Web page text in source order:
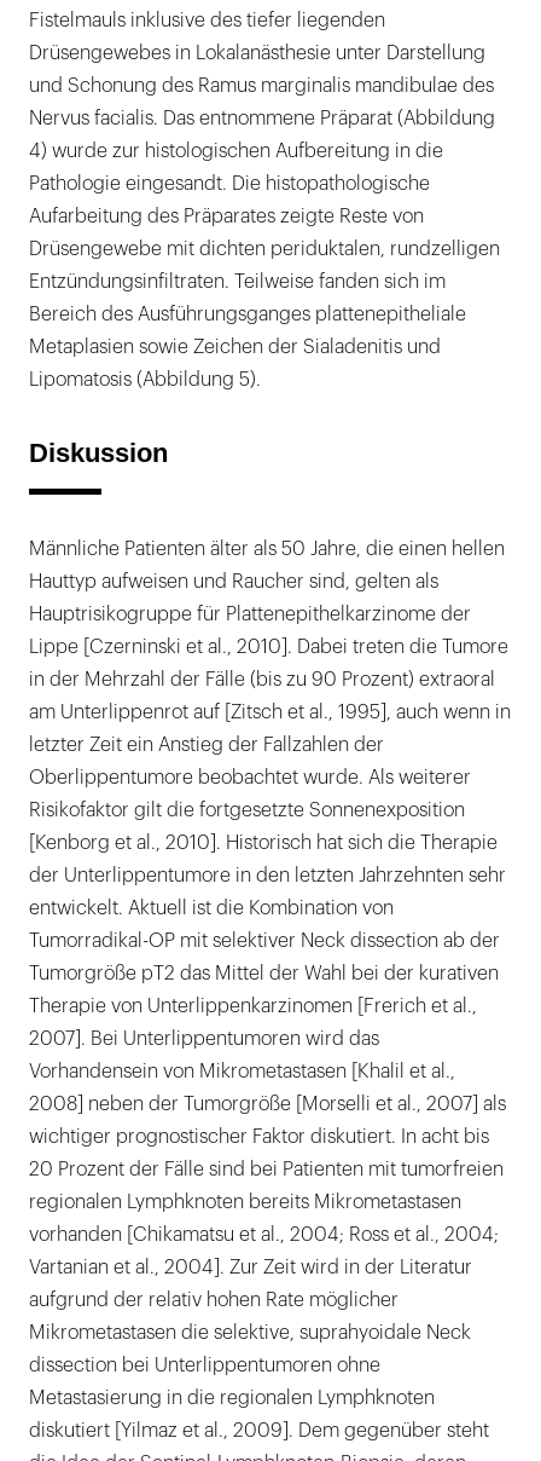
Fistelmauls inklusive des tiefer liegenden
Drüsengewebes in Lokalanästhesie unter Darstellung
und Schonung des Ramus marginalis mandibulae des
Nervus facialis. Das entnommene Präparat (Abbildung
4) wurde zur histologischen Aufbereitung in die
Pathologie eingesandt. Die histopathologische
Aufarbeitung des Präparates zeigte Reste von
Drüsengewebe mit dichten periduktalen, rundzelligen
Entzündungsinfiltraten. Teilweise fanden sich im
Bereich des Ausführungsganges plattenepitheliale
Metaplasien sowie Zeichen der Sialadenitis und
Lipomatosis (Abbildung 5).
Diskussion
Männliche Patienten älter als 50 Jahre, die einen hellen
Hauttyp aufweisen und Raucher sind, gelten als
Hauptrisikogruppe für Plattenepithelkarzinome der
Lippe [Czerninski et al., 2010]. Dabei treten die Tumore
in der Mehrzahl der Fälle (bis zu 90 Prozent) extraoral
am Unterlippenrot auf [Zitsch et al., 1995], auch wenn in
letzter Zeit ein Anstieg der Fallzahlen der
Oberlippentumore beobachtet wurde. Als weiterer
Risikofaktor gilt die fortgesetzte Sonnenexposition
[Kenborg et al., 2010]. Historisch hat sich die Therapie
der Unterlippentumore in den letzten Jahrzehnten sehr
entwickelt. Aktuell ist die Kombination von
Tumorradikal-OP mit selektiver Neck dissection ab der
Tumorgröße pT2 das Mittel der Wahl bei der kurativen
Therapie von Unterlippenkarzinomen [Frerich et al.,
2007]. Bei Unterlippentumoren wird das
Vorhandensein von Mikrometastasen [Khalil et al.,
2008] neben der Tumorgröße [Morselli et al., 2007] als
wichtiger prognostischer Faktor diskutiert. In acht bis
20 Prozent der Fälle sind bei Patienten mit tumorfreien
regionalen Lymphknoten bereits Mikrometastasen
vorhanden [Chikamatsu et al., 2004; Ross et al., 2004;
Vartanian et al., 2004]. Zur Zeit wird in der Literatur
aufgrund der relativ hohen Rate möglicher
Mikrometastasen die selektive, suprahyoidale Neck
dissection bei Unterlippentumoren ohne
Metastasierung in die regionalen Lymphknoten
diskutiert [Yilmaz et al., 2009]. Dem gegenüber steht